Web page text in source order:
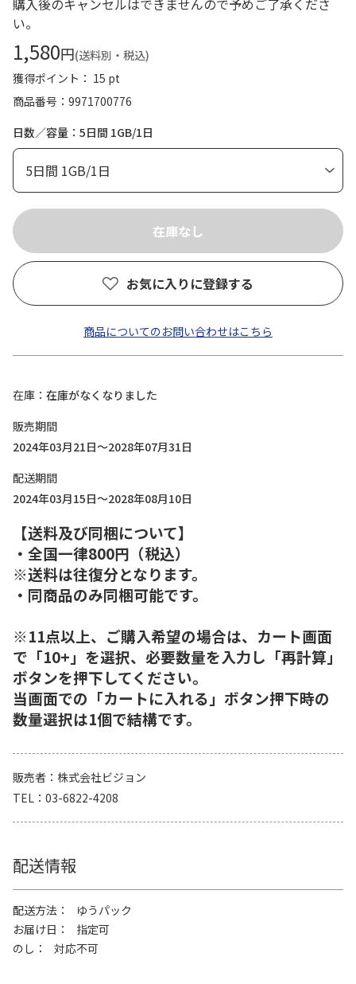
購入後のキャンセルはできませんので予めご了承くださ
い。
1,580円(送料別・税込)
獲得ポイント： 15 pt
商品番号
9971700776
日数／容量：5日間 1GB/1日
お気に入りに登録する
商品についてのお問い合わせはこちら
在庫
在庫がなくなりました
販売期間
2024年03月21日～2028年07月31日
配送期間
2024年03月15日～2028年08月10日
【送料及び同梱について】
・全国一律800円（税込）
※送料は往復分となります。
・同商品のみ同梱可能です。
※11点以上、ご購入希望の場合は、カート画面
で「10+」を選択、必要数量を入力し「再計算」
ボタンを押下してください。
当画面での「カートに入れる」ボタン押下時の
数量選択は1個で結構です。
販売者
株式会社ビジョン
TEL
03-6822-4208
配送情報
配送方法
ゆうパック
お届け日
指定可
のし
対応不可